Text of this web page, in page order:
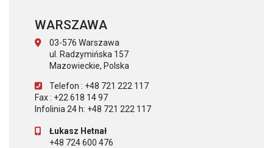
WARSZAWA
03-576 Warszawa
ul. Radzymińska 157
Mazowieckie, Polska
Telefon : +48 721 222 117
Fax : +22 618 14 97
Infolinia 24 h: +48 721 222 117
Łukasz Hetnał
+48 724 600 476